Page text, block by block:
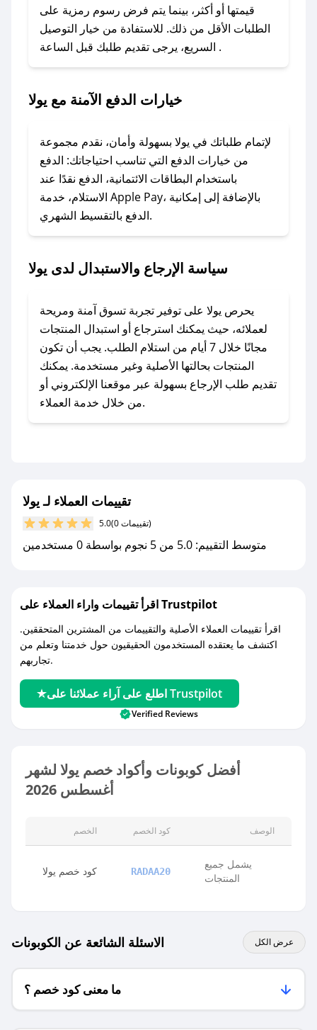
### كيفية استخدام كود خصم يولا؟
1. انسخ كود الخصم من تطبيق صحصح.
2. الصقه في خانة الدفع عند التسوق من يولا.
لا تقلق! يمكنك التواصل مع فريق دعم صحصح عبر
وسنقوم بحل المشكلة في أسرع وقت ممكن.
### ماذا أفعل إذا لم أجد كود خصم لمتجري
المفضل؟
في حال عدم توفر كوبونات لمتجرك المفضل، يمكنك
مراسلتنا مباشرة وسنعمل على توفير الكوبونات في
يولا؟
للحصول على كوبونات وخصومات حصرية، قم بما
يلي:
- اضغط على أيقونة متابعة لمتجر يولا في تطبيق
صحصح.
- تابع حسابنا الرسمي على تويتر وقم بتفعيل زر
مع صحصح، تسوق بذكاء ووفّر على كل مشترياتك مع
قيمتها أو أكثر، بينما يتم فرض رسوم رمزية على
الطلبات الأقل من ذلك. للاستفادة من خيار التوصيل
السريع، يرجى تقديم طلبك قبل الساعة .
خيارات الدفع الآمنة مع يولا
لإتمام طلباتك في يولا بسهولة وأمان، نقدم مجموعة
من خيارات الدفع التي تناسب احتياجاتك: الدفع
باستخدام البطاقات الائتمانية، الدفع نقدًا عند
الاستلام، خدمة Apple Pay، بالإضافة إلى إمكانية
الدفع بالتقسيط الشهري.
سياسة الإرجاع والاستبدال لدى يولا
يحرص يولا على توفير تجربة تسوق آمنة ومريحة
لعملائه، حيث يمكنك استرجاع أو استبدال المنتجات
مجانًا خلال 7 أيام من استلام الطلب. يجب أن تكون
المنتجات بحالتها الأصلية وغير مستخدمة. يمكنك
تقديم طلب الإرجاع بسهولة عبر موقعنا الإلكتروني أو
من خلال خدمة العملاء.
تقييمات العملاء لـ يولا
5.0 (0 تقييمات)
متوسط التقييم: 5.0 من 5 نجوم بواسطة 0 مستخدمين
اقرأ تقييمات واراء العملاء على Trustpilot
اقرأ تقييمات العملاء الأصلية والتقييمات من المشترين المتحققين.
اكتشف ما يعتقده المستخدمون الحقيقيون حول خدمتنا وتعلم من
تجاربهم.
اطلع على آراء عملائنا على Trustpilot
Verified Reviews
أفضل كوبونات وأكواد خصم يولا لشهر
أغسطس 2026
الخصم كود الخصم الوصف
كود خصم يولا RADAA20
يشمل جميع
المنتجات
الاسئلة الشائعة عن الكوبونات عرض الكل
ما معنى كود خصم ؟